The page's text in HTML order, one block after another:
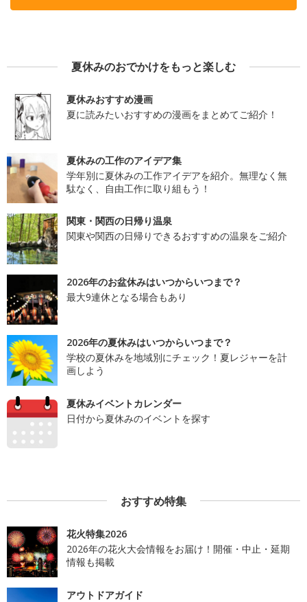
夏休みのおでかけをもっと楽しむ
夏休みおすすめ漫画
夏に読みたいおすすめの漫画をまとめてご紹介！
夏休みの工作のアイデア集
学年別に夏休みの工作アイデアを紹介。無理なく無
駄なく、自由工作に取り組もう！
関東・関西の日帰り温泉
関東や関西の日帰りできるおすすめの温泉をご紹介
2026年のお盆休みはいつからいつまで？
最大9連休となる場合もあり
2026年の夏休みはいつからいつまで？
学校の夏休みを地域別にチェック！夏レジャーを計
画しよう
夏休みイベントカレンダー
日付から夏休みのイベントを探す
おすすめ特集
花火特集2026
2026年の花火大会情報をお届け！開催・中止・延期
情報も掲載
アウトドアガイド